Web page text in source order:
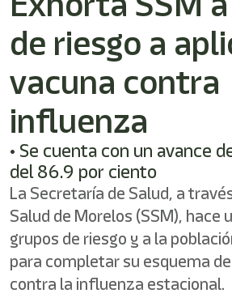
de riesgo a
vacuna contra
influenza
• Se cuenta con un avance
del 86.9 por ciento
La Secretaría de Salud, a
Salud de Morelos (SSM), hace
grupos de riesgo y a la
para completar su esquema
contra la influenza estacional.